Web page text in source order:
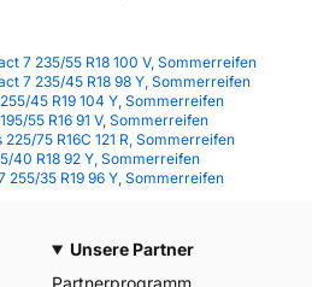
7 235/55 R18 100 V, Sommerreifen
7 235/45 R18 98 Y, Sommerreifen
45 R19 104 Y, Sommerreifen
55 R16 91 V, Sommerreifen
75 R16C 121 R, Sommerreifen
40 R18 92 Y, Sommerreifen
35 R19 96 Y, Sommerreifen
Unsere Partner
Partnerprogramm